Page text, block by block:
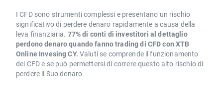
I CFD sono strumenti complessi e presentano un rischio
significativo di perdere denaro rapidamente a causa della
leva finanziaria. 77% di conti di investitori al dettaglio
perdono denaro quando fanno trading di CFD con XTB
Online Invesing CY. Valuti se comprende il funzionamento
dei CFD e se può permettersi di correre questo alto rischio di
perdere il Suo denaro.